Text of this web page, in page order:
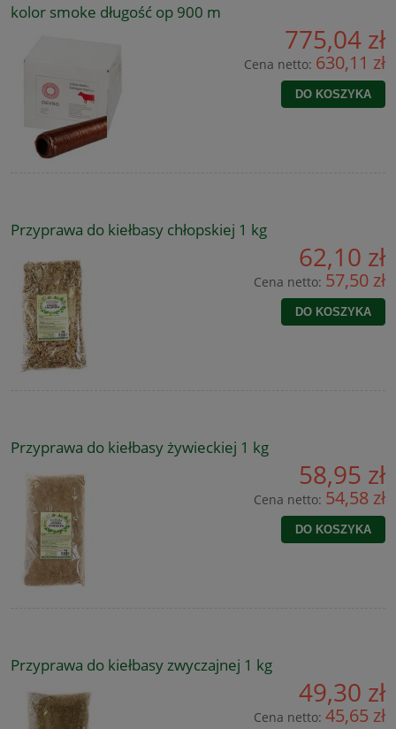
kolor smoke długość op 900 m
775,04 zł
Cena netto: 630,11 zł
DO KOSZYKA
Przyprawa do kiełbasy chłopskiej 1 kg
62,10 zł
Cena netto: 57,50 zł
DO KOSZYKA
Przyprawa do kiełbasy żywieckiej 1 kg
58,95 zł
Cena netto: 54,58 zł
DO KOSZYKA
Przyprawa do kiełbasy zwyczajnej 1 kg
49,30 zł
Cena netto: 45,65 zł